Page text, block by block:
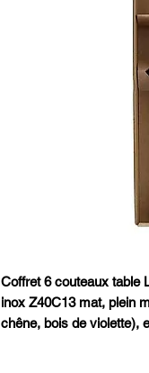
Coffret 6 couteaux table
inox Z40C13 mat, plein
chêne, bois de violette),